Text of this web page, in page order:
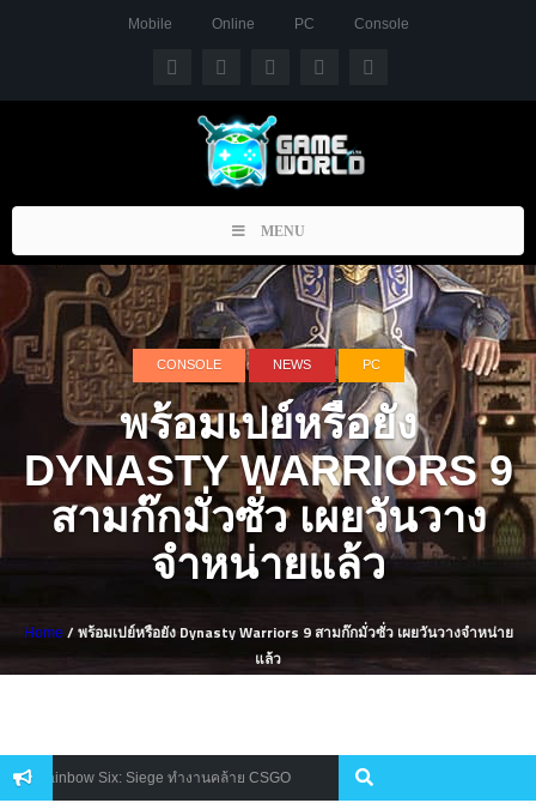
Mobile Online PC Console
Toggle
navigation
MENU
CONSOLE NEWS PC
พร้อมเปย์หรือยัง
DYNASTY WARRIORS 9
สามก๊กมั่วซั่ว เผยวันวาง
จำหน่ายแล้ว
Home/ พร้อมเปย์หรือยัง Dynasty Warriors 9 สามก๊กมั่วซั่ว เผยวันวางจำหน่าย
แล้ว
Six: Siege ทำงานคล้าย CSGO AREAL เกม RPG สุดโมเอ